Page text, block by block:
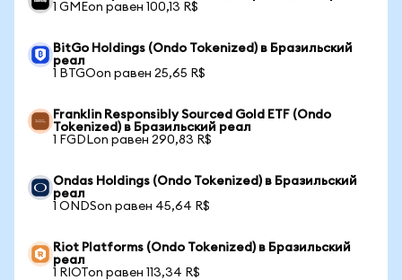
1 GMEon равен 100,13 R$
BitGo Holdings (Ondo Tokenized) в Бразильский
реал
1 BTGOon равен 25,65 R$
Franklin Responsibly Sourced Gold ETF (Ondo
Tokenized) в Бразильский реал
1 FGDLon равен 290,83 R$
Ondas Holdings (Ondo Tokenized) в Бразильский
реал
1 ONDSon равен 45,64 R$
Riot Platforms (Ondo Tokenized) в Бразильский
реал
1 RIOTon равен 113,34 R$